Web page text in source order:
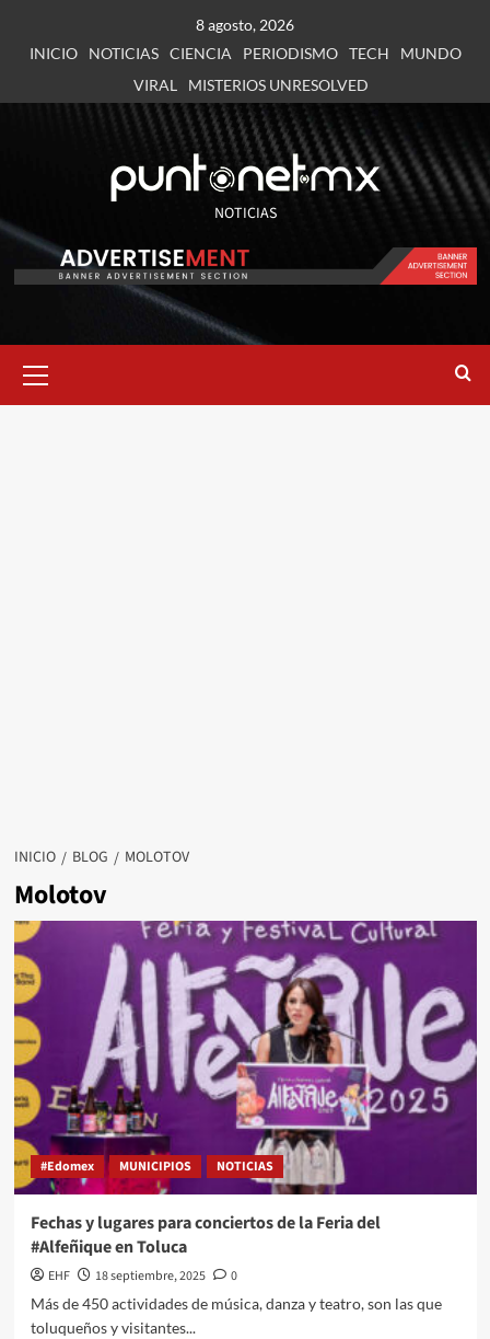
8 agosto, 2026
INICIO
NOTICIAS CIENCIA PERIODISMO TECH
MUNDO
VIRAL
MISTERIOS UNRESOLVED
NOTICIAS
INICIO BLOG MOLOTOV
Molotov
#Edomex MUNICIPIOS NOTICIAS
Fechas y lugares para conciertos de la Feria del
#Alfeñique en Toluca
EHF 18 septiembre, 2025
0
Más de 450 actividades de música, danza y teatro, son las que
toluqueños y visitantes...